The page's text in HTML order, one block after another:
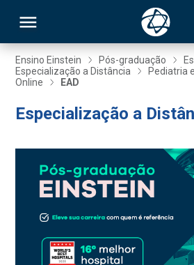
Ensino Einstein Pós-graduação
Especialização a Distância
Pediatria
Online
EAD
Especialização a